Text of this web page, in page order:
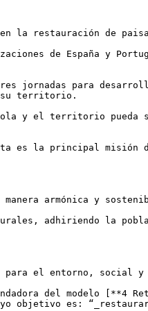
la restauración de
de España y
tres jornadas para
su territorio.
y el territorio pueda
es la principal misión
armónica y
rurales, adhiriendo la
el entorno, social y
del modelo [**4
objetivo es: “_restaurar